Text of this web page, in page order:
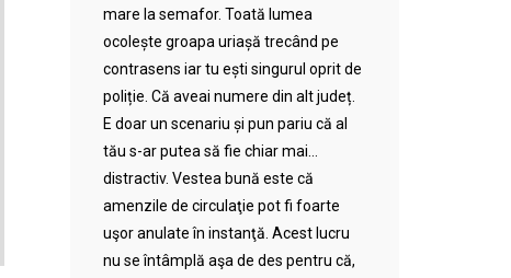
mare la semafor. Toată lumea
ocolește groapa uriașă trecând pe
contrasens iar tu ești singurul oprit de
poliție. Că aveai numere din alt județ.
E doar un scenariu și pun pariu că al
tău s-ar putea să fie chiar mai…
distractiv. Vestea bună este că
amenzile de circulaţie pot fi foarte
uşor anulate în instanţă. Acest lucru
nu se întâmplă aşa de des pentru că,